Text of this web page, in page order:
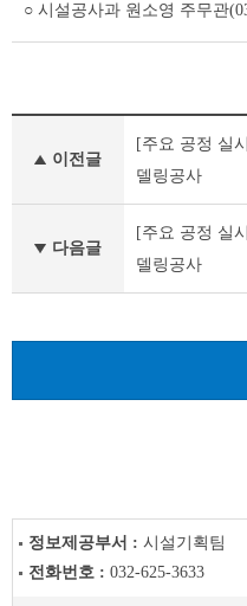
○ 시설공사과 원소영 주무관
이
글
이전글
[주요 공정 실
델링공사
다음글
[주요 공정 실
델링공사
정보제공부서 : 시설기획팀
전화번호 : 032-625-3633